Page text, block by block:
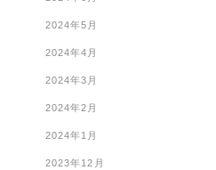
2024年5月
2024年4月
2024年3月
2024年2月
2024年1月
2023年12月